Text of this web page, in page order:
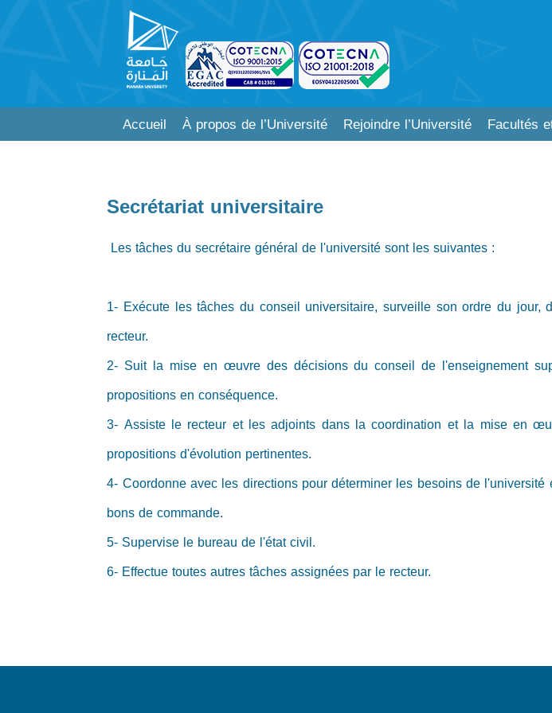
Accueil À propos de l’Université Rejoindre l’Université Facultés
Secrétariat universitaire
Les tâches du secrétaire général de l'université sont les suivantes :
1- Exécute les tâches du conseil universitaire, surveille son ordre du
recteur.
2- Suit la mise en œuvre des décisions du conseil de l'enseignement
propositions en conséquence.
3- Assiste le recteur et les adjoints dans la coordination et la mise en
propositions d'évolution pertinentes.
4- Coordonne avec les directions pour déterminer les besoins de
bons de commande.
5- Supervise le bureau de l'état civil.
6- Effectue toutes autres tâches assignées par le recteur.